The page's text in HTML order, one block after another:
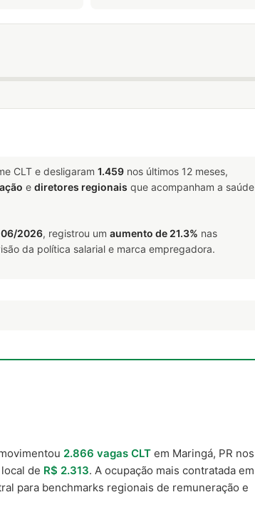
CLT e desligaram 1.459 nos últimos 12 meses,
e diretores regionais que acompanham a saúde
2026, registrou um aumento de 21.3% nas
da política salarial e marca empregadora.
2.866 vagas CLT em Maringá, PR nos
de R$ 2.313. A ocupação mais contratada em
para benchmarks regionais de remuneração e